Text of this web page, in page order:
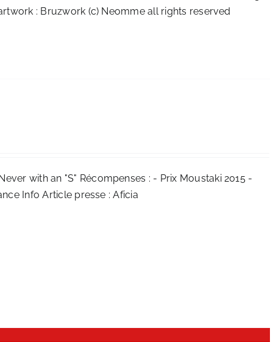
: Bruzwork (c) Neomme all rights reserved
with an "S" Récompenses : - Prix Moustaki 2015 -
Info Article presse :Aficia